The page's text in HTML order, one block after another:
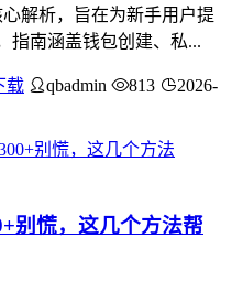
解析，旨在为新手用户提
指南涵盖钱包创建、私...
载 qbadmin 813
2026-
别慌，这几个方法帮